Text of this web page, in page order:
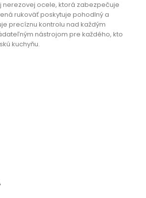
nerezovej ocele, ktorá zabezpečuje
rukoväť poskytuje pohodlný a
precíznu kontrolu nad každým
nástrojom pre každého, kto
kuchyňu.